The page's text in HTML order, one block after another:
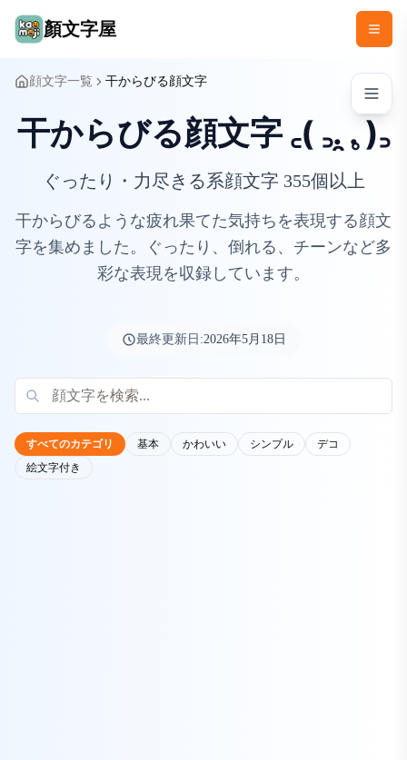
顏文字屋
顔文字一覧 干からびる顔文字
干からびる顔文字 ꜀( ꜆. ̯. ̥)꜆
ぐったり・力尽きる系顔文字 355個以上
干からびるような疲れ果てた気持ちを表現する顔文
字を集めました。ぐったり、倒れる、チーンなど多
彩な表現を収録しています。
最終更新日:2026年5月18日
すべてのカテゴリ 基本 かわいい シンプル
デコ
絵文字付き